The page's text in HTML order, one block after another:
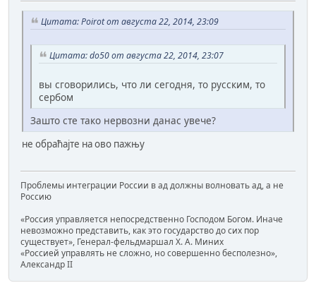
Цитата: Poirot от августа 22, 2014, 23:09
Цитата: do50 от августа 22, 2014, 23:07
вы сговорились, что ли сегодня, то русским, то
сербом
Зашто сте тако нервозни данас увече?
не обраћајте на ово пажњу
Проблемы интеграции России в ад должны волновать ад, а не
Россию
«Россия управляется непосредственно Господом Богом. Иначе
невозможно представить, как это государство до сих пор
существует», Генерал-фельдмаршал Х. А. Миних
«Россией управлять не сложно, но совершенно бесполезно»,
Александр II